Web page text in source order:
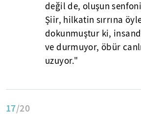
değil de, oluşun
Şiir, hilkatin sırrına
dokunmuştur ki,
ve durmuyor, öbür
uzuyor."
17/20